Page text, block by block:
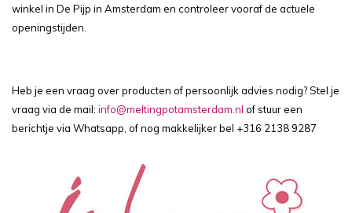
winkel in De Pijp in Amsterdam en controleer vooraf de actuele
openingstijden
Heb je een vraag over producten of persoonlijk advies nodig? Stel je
vraag via de mail: info@meltingpotamsterdam.nl of stuur een
berichtje via Whatsapp, of nog makkelijker bel +316 2138 9287